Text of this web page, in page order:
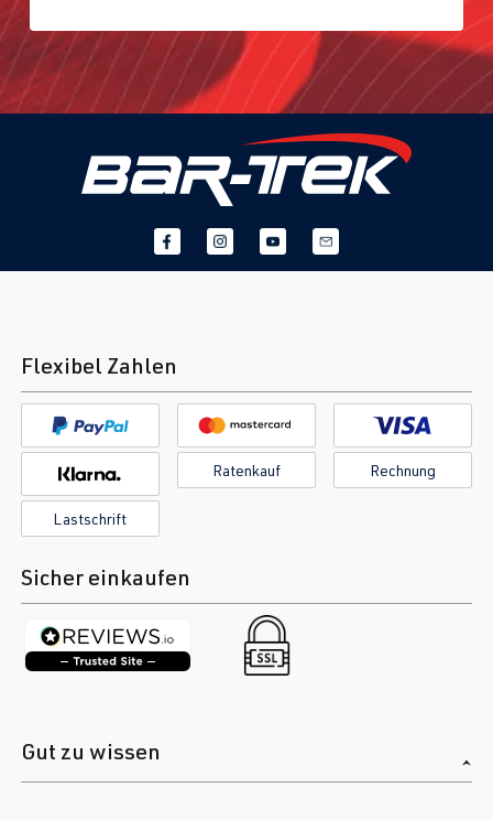
Flexibel Zahlen
Ratenkauf Rechnung
Lastschrift
Sicher einkaufen
Gut zu wissen